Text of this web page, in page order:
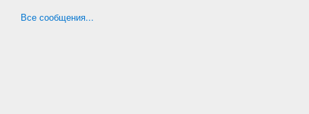
Все сообщения...